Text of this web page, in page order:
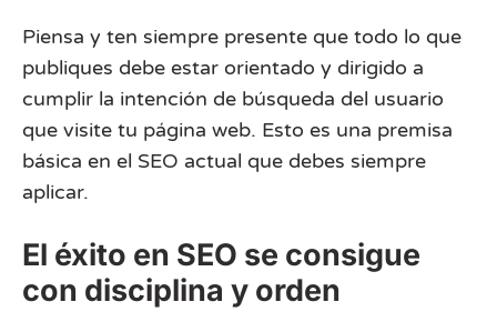
Piensa y ten siempre presente que todo lo que
publiques debe estar orientado y dirigido a
cumplir la intención de búsqueda del usuario
que visite tu página web. Esto es una premisa
básica en el SEO actual que debes siempre
aplicar.
El éxito en SEO se consigue
con disciplina y orden